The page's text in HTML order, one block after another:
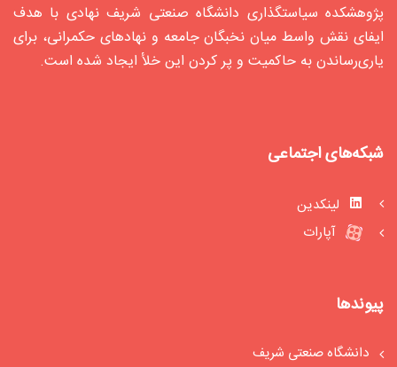
پژوهشکده سیاستگذاری دانشگاه صنعتی شریف نهادی با هدف
ایفای نقش واسط میان نخبگان جامعه و نهادهای حکمرانی، برای
یاری‌رساندن به حاکمیت و پر کردن این خلأ ایجاد شده‌ است.
شبکه‌های اجتماعی
لینکدین
آپارات
پیوندها
دانشگاه صنعتی شریف